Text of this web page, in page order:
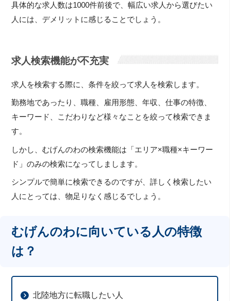
具体的な求人数は1000件前後で、幅広い求人から選びたい
人には、デメリットに感じることでしょう。
求人検索機能が不充実
求人を検索する際に、条件を絞って求人を検索します。
勤務地であったり、職種、雇用形態、年収、仕事の特徴、
キーワード、こだわりなど様々なことを絞って検索できま
す。
しかし、むげんのわの検索機能は「エリア×職種×キーワー
ド」のみの検索になってしまします。
シンプルで簡単に検索できるのですが、詳しく検索したい
人にとっては、物足りなく感じるでしょう。
むげんのわに向いている人の特徴
は？
北陸地方に転職したい人